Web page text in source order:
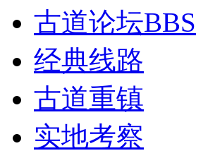
古道论坛BBS
经典线路
古道重镇
实地考察